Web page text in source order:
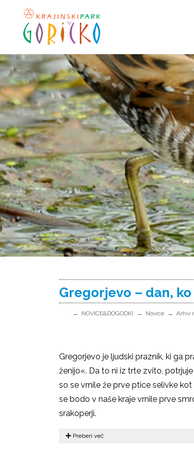
Gregorjevo – dan,
NOVICE&DOGODKI Novice Arhiv
Gregorjevo je ljudski praznik, ki ga
ženijo«. Da to ni iz trte zvito,
so se vrnile že prve ptice selivke
se bodo v naše kraje vrnile prve
srakoperji.
Preberi več